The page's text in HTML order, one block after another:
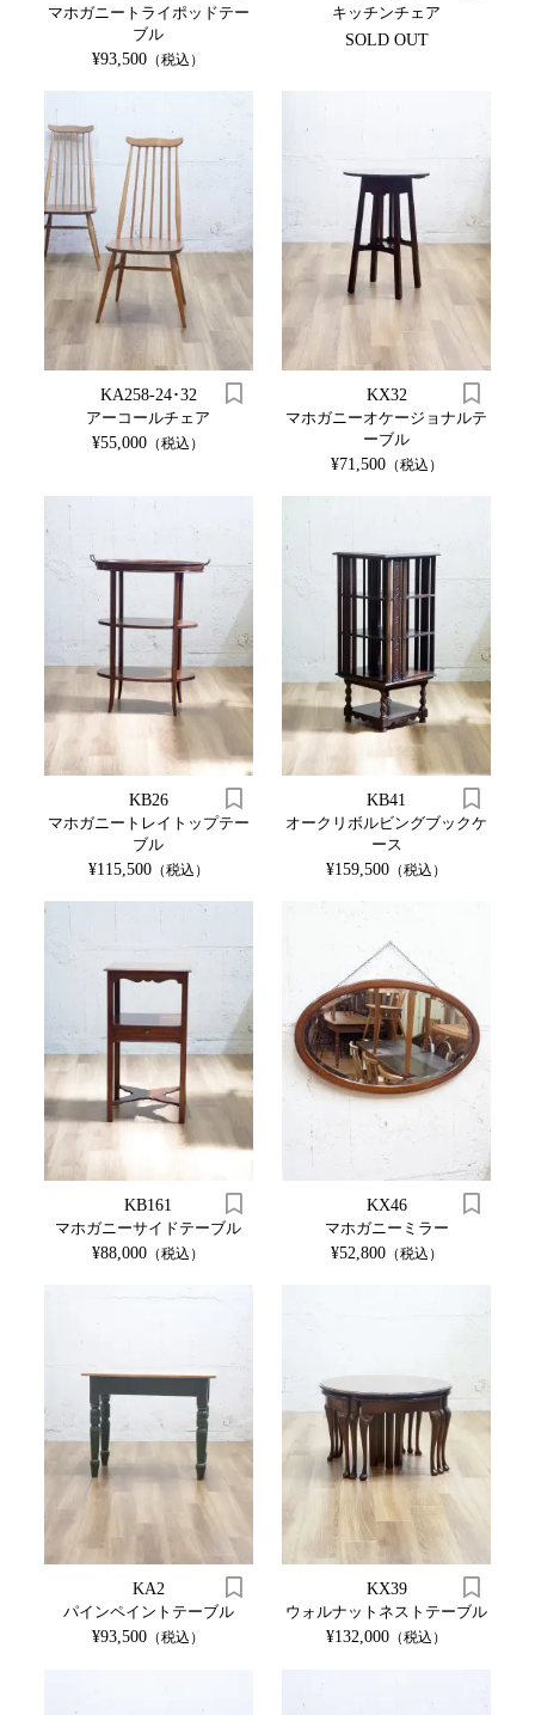
マホガニートライポッドテー
ブル
¥93,500 （税込）
キッチンチェア
SOLD OUT
KA258-24･32
アーコールチェア
¥55,000 （税込）
KX32
マホガニーオケージョナルテ
ーブル
¥71,500（税込）
KB26
マホガニートレイトップテー
ブル
¥115,500（税込）
KB41
オークリボルビングブックケ
ース
¥159,500 （税込）
KB161
マホガニーサイドテーブル
¥88,000 （税込）
KX46
マホガニーミラー
¥52,800（税込）
KA2
パインペイントテーブル
¥93,500 （税込）
KX39
ウォルナットネストテーブル
¥132,000 （税込）